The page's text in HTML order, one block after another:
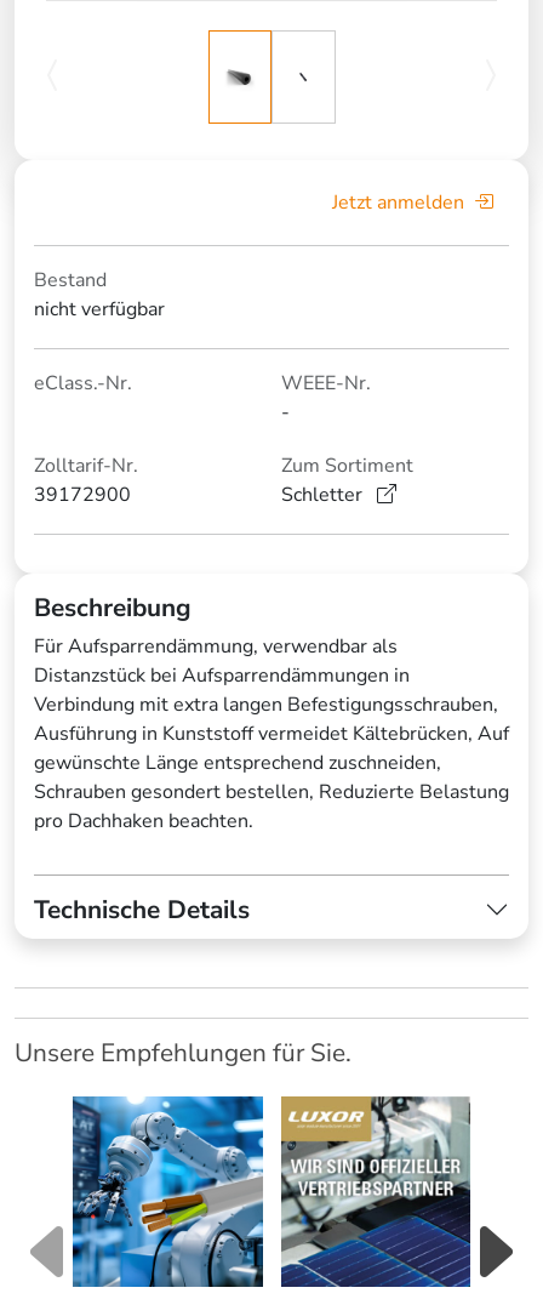
Jetzt anmelden
Bestand
nicht verfügbar
eClass.-Nr.
WEEE-Nr.
-
Zolltarif-Nr.
39172900
Zum Sortiment
Schletter
Beschreibung
Für Aufsparrendämmung, verwendbar als
Distanzstück bei Aufsparrendämmungen in
Verbindung mit extra langen Befestigungsschrauben,
Ausführung in Kunststoff vermeidet Kältebrücken, Auf
gewünschte Länge entsprechend zuschneiden,
Schrauben gesondert bestellen, Reduzierte Belastung
pro Dachhaken beachten.
Technische Details
Unsere Empfehlungen für Sie.